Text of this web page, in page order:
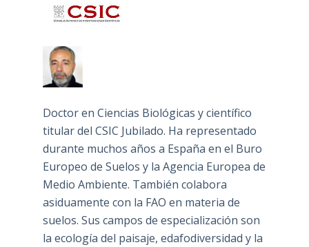
Doctor en Ciencias Biológicas y científico
titular del CSIC Jubilado. Ha representado
durante muchos años a España en el Buro
Europeo de Suelos y la Agencia Europea de
Medio Ambiente. También colabora
asiduamente con la FAO en materia de
suelos. Sus campos de especialización son
la ecología del paisaje, edafodiversidad y la